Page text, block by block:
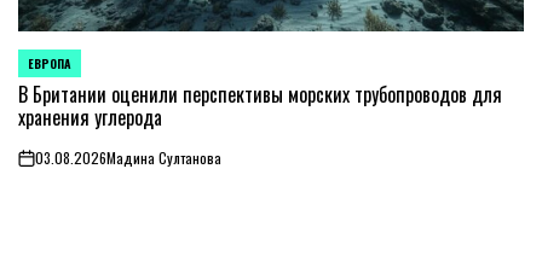
ОПУБЛИКОВАНО
В
ЕВРОПА
В Британии оценили перспективы морских трубопроводов для
хранения углерода
on03.08.2026Мадина Султанова